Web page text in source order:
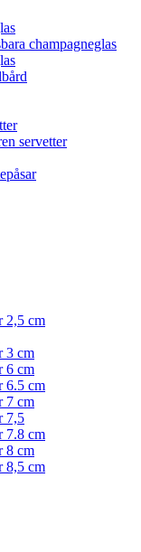
champagneglas
servetter
2,5 cm
3 cm
6 cm
6.5 cm
7 cm
7,5
7.8 cm
8 cm
8,5 cm